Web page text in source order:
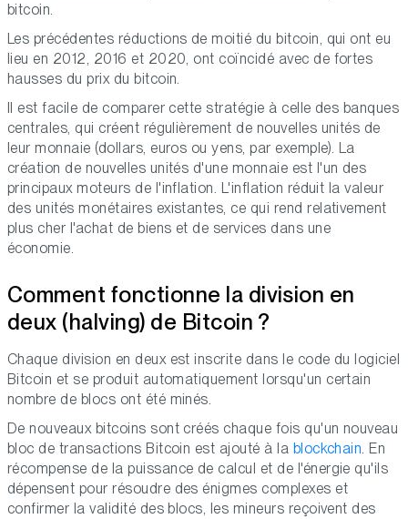
bitcoin.
Les précédentes réductions de moitié du bitcoin, qui ont eu
lieu en 2012, 2016 et 2020, ont coïncidé avec de fortes
hausses du prix du bitcoin.
Il est facile de comparer cette stratégie à celle des banques
centrales, qui créent régulièrement de nouvelles unités de
leur monnaie (dollars, euros ou yens, par exemple). La
création de nouvelles unités d'une monnaie est l'un des
principaux moteurs de l'inflation. L'inflation réduit la valeur
des unités monétaires existantes, ce qui rend relativement
plus cher l'achat de biens et de services dans une
économie.
Comment fonctionne la division en
deux (halving) de Bitcoin ?
Chaque division en deux est inscrite dans le code du logiciel
Bitcoin et se produit automatiquement lorsqu'un certain
nombre de blocs ont été minés.
De nouveaux bitcoins sont créés chaque fois qu'un nouveau
bloc de transactions Bitcoin est ajouté à la blockchain. En
récompense de la puissance de calcul et de l'énergie qu'ils
dépensent pour résoudre des énigmes complexes et
confirmer la validité des blocs, les mineurs reçoivent des